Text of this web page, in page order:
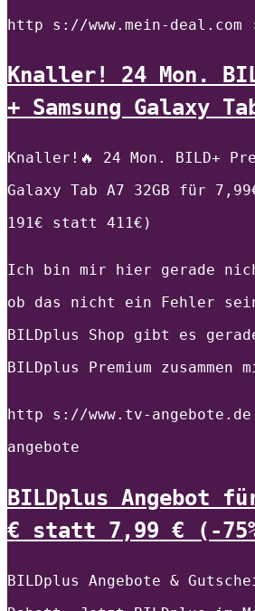
http s://www.mein-deal.com
Knaller! 24 Mon.
+ Samsung Galaxy
Knaller!🔥 24 Mon. BILD+
Galaxy Tab A7 32GB für
191€ statt 411€)
Ich bin mir hier gerade
ob das nicht ein Fehler
BILDplus Shop gibt es
BILDplus Premium zusammen
http s://www.tv-
angebote
BILDplus Angebot
€ statt 7,99 € (-
BILDplus Angebote &